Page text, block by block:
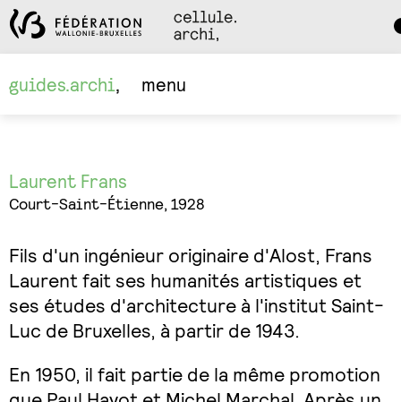
guides.archi
menu
Laurent Frans
Court-Saint-Étienne, 1928
Fils d'un ingénieur originaire d'Alost, Frans
Laurent fait ses humanités artistiques et
ses études d'architecture à l'institut Saint-
Luc de Bruxelles, à partir de 1943.
En 1950, il fait partie de la même promotion